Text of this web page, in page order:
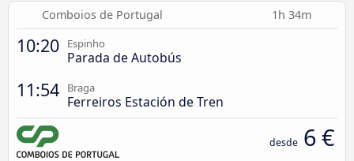
Comboios de Portugal 1h 34m
10:20 Espinho
Parada de Autobús
11:54 Braga
Ferreiros Estación de Tren
desde 6 €